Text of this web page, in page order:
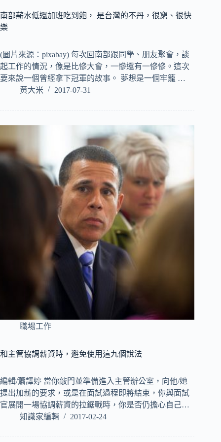
南部薪水低還加班吃到飽， 是台灣的不丹，很窮、很快
樂
(圖片來源：pixabay) 每次回南部跟同學、朋友聚會，談
起工作的情況，像是比慘大會，一慘還有一慘慘。這次
要來說一個曾經拿下冠軍的故事。 夢想是一個牢籠 …
黃大米
2017-07-31
職場工作
和主管協調薪資時，避免使用這九個說法
編輯/蕭譯婷 當你敲門並準備進入主管辦公室，向他/她
提出加薪的要求，或是在面試過程即將結束，你與面試
官展開一場協調薪資的拉鋸戰時，你是否仍擔心自己…
知識家編輯
2017-02-24